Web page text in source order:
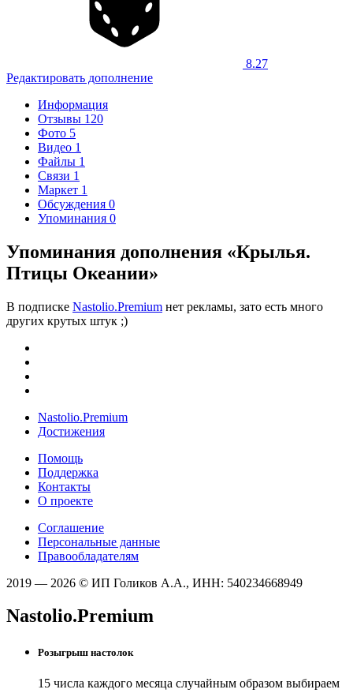
8.27
Редактировать дополнение
Информация
Отзывы 120
Фото 5
Видео 1
Файлы 1
Связи 1
Маркет 1
Обсуждения 0
Упоминания 0
Упоминания дополнения «Крылья.
Птицы Океании»
В подписке Nastolio.Premium нет рекламы, зато есть много
других крутых штук ;)
Nastolio.Premium
Достижения
Помощь
Поддержка
Контакты
О проекте
Соглашение
Персональные данные
Правообладателям
2019 — 2026 © ИП Голиков А.А., ИНН: 540234668949
Nastolio.Premium
Розыгрыш настолок
15 числа каждого месяца случайным образом выбираем